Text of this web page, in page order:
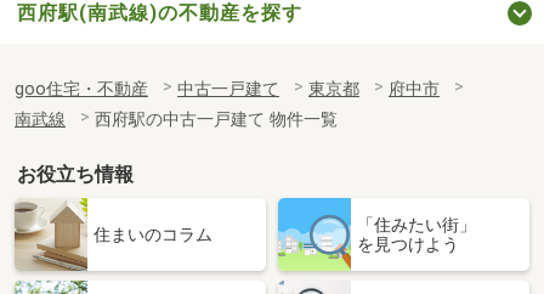
西府駅(南武線)の不動産を探す
goo住宅・不動産 中古一戸建て 東京都
府中市
南武線
西府駅の中古一戸建て 物件一覧
お役立ち情報
住まいのコラム
「住みたい街」
を見つけよう